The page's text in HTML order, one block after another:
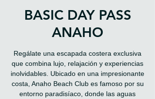
BASIC DAY PASS
ANAHO
Regálate una escapada costera exclusiva
que combina lujo, relajación y experiencias
inolvidables. Ubicado en una impresionante
costa, Anaho Beach Club es famoso por su
entorno paradisíaco, donde las aguas